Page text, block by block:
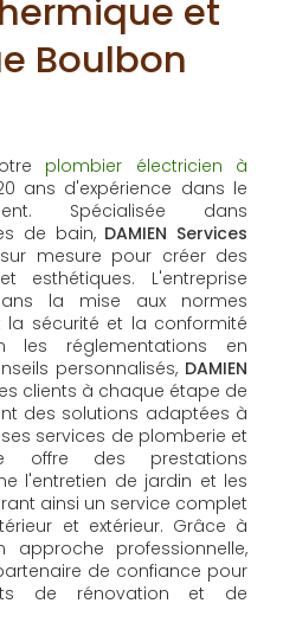
et
Boulbon
plombier électricien à
ans d'expérience dans le
Spécialisée dans
de bain, DAMIEN Services
mesure pour créer des
esthétiques. L'entreprise
la mise aux normes
la sécurité et la conformité
les réglementations en
personnalisés, DAMIEN
clients à chaque étape de
des solutions adaptées à
services de plomberie et
offre des prestations
l'entretien de jardin et les
ainsi un service complet
et extérieur. Grâce à
professionnelle,
de confiance pour
de rénovation et de